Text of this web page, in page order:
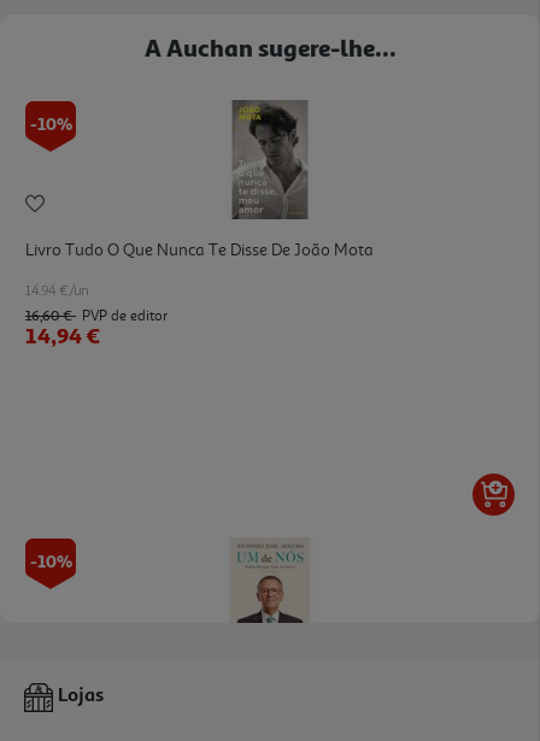
A Auchan sugere-lhe...
-10%
Livro Tudo O Que Nunca Te Disse De João Mota
14.94 €/un
16,60 € PVP de editor
14,94 €
-10%
Livro António José Seguro - Um De Nós De Rui Gomes
Lojas